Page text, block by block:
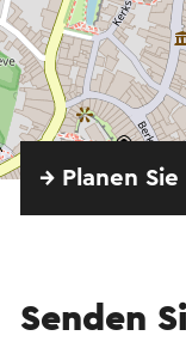
→ Planen
Senden